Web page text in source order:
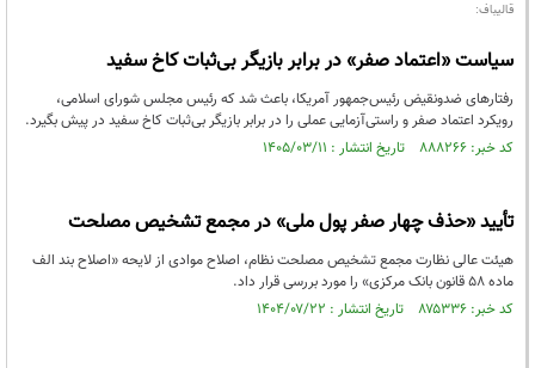
قالیباف:
سیاست «اعتماد صفر» در برابر بازیگر بی‌ثبات کاخ سفید
رفتارهای ضدونقیض رئیس‌جمهور آمریکا، باعث شد که رئیس مجلس شورای اسلامی،
رویکرد اعتماد صفر و راستی‌آزمایی عملی را در برابر‌ بازیگر بی‌ثبات کاخ سفید در پیش بگیرد.
کد خبر: ۸۸۸۲۶۶ تاریخ انتشار : ۱۴۰۵/۰۳/۱۱
تأیید «حذف چهار صفر پول ملی» در مجمع تشخیص مصلحت
هیئت عالی نظارت مجمع تشخیص مصلحت نظام، اصلاح موادی از لایحه «اصلاح بند الف
ماده ۵۸ قانون بانک مرکزی» را مورد بررسی قرار داد.
کد خبر: ۸۷۵۳۳۶ تاریخ انتشار : ۱۴۰۴/۰۷/۲۲